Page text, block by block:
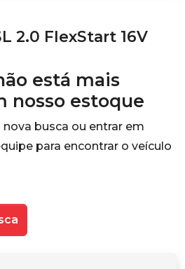
2.0 FlexStart 16V
está mais
nosso estoque
busca ou entrar em
para encontrar o veículo